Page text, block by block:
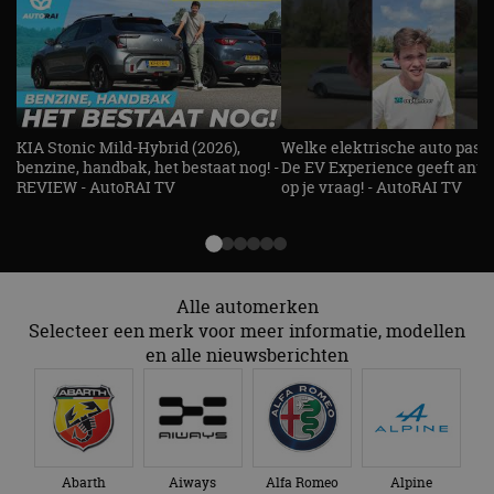
KIA Stonic Mild-Hybrid (2026),
benzine, handbak, het bestaat nog! -
REVIEW - AutoRAI TV
Welke elektrische auto past
De EV Experience geeft
op je vraag! - AutoRAI TV
Alle automerken
Selecteer een merk voor meer informatie, modellen
en alle nieuwsberichten
Abarth Aiways Alfa Romeo Alpine
Strikt noodzakelijk Prestatie
Functioneel
Niet-geclassificeerd
Strikt noodzakelijke cookies maken de
kernfunctionaliteiten van de website mogelijk, zoals
gebruikersaanmelding en accountbeheer. De
website kan niet goed worden gebruikt zonder de
strikt noodzakelijke cookies.
Aanbieder/
Cloudflare,
op basis
website